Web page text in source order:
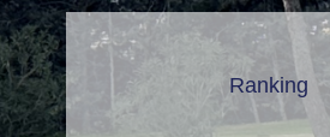
Ranking